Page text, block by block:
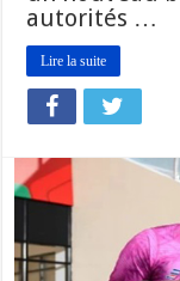
autorités …
Lire la suite